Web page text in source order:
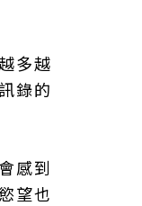
多越
錄的
感到
望也